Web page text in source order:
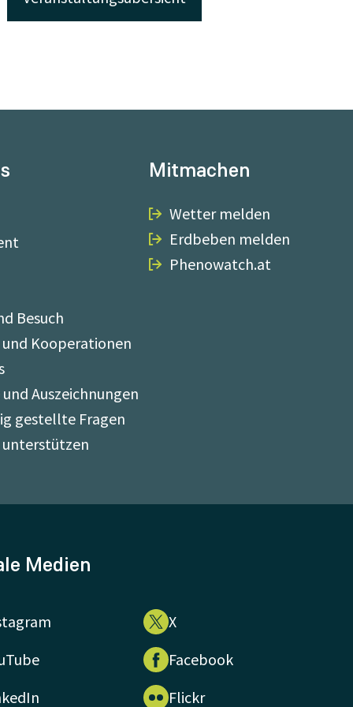
Besuch
und Kooperationen
Auszeichnungen
gestellte Fragen
unterstützen
Mitmachen
Wetter melden
Erdbeben melden
Phenowatch.at
Medien
X
Facebook
Flickr